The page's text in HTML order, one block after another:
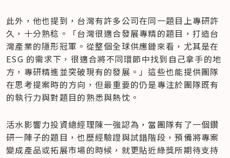
此外，他也提到，台灣有許多公司在同一題目上專研許
久，十分熟稔。「台灣很適合發展專精的題目，打造台
灣產業的隱形冠軍。從整個全球供應鏈來看，尤其是在
ESG 的需求下，很適合將不同環節中找到自己拿手的地
方，專研精進並突破現有的發展。」這些也能提供團隊
在思考提案時的方向，但最重要的仍是專注於團隊既有
的執行力與對題目的熟悉與熱忱。
活水影響力投資總經理陳一強認為，當團隊有了一個鑽
研一陣子的題目，也歷經驗證與試錯階段，預備將專案
變成產品或拓展市場的時候，就更貼近綠獎所期待支持